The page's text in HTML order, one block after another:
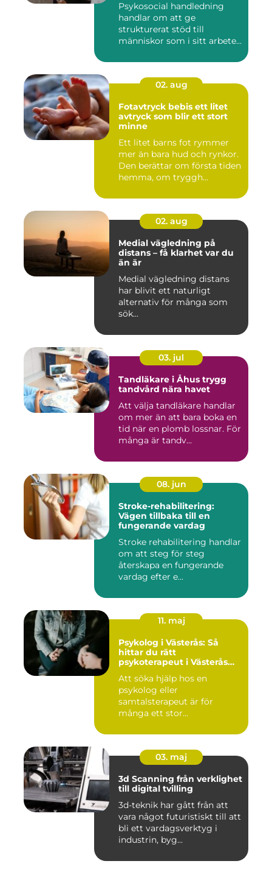
Psykosocial handledning
handlar om att ge
strukturerat stöd till
människor som i sitt arbete
02. aug
Fotavtryck bebis ett litet
avtryck som blir ett stort
minne
Ett litet barns fot rymmer
mer än bara hud och rynkor.
Den berättar om första tiden
hemma, om tryggh...
02. aug
Medial vägledning på
distans – få klarhet var du
än är
Medial vägledning distans
har blivit ett naturligt
alternativ för många som
sök...
03. jul
Tandläkare i Åhus trygg
tandvård nära havet
Att välja tandläkare handlar
om mer än att bara boka en
tid när en plomb lossnar. För
många är tandv...
08. jun
Stroke-rehabilitering:
Vägen tillbaka till en
fungerande vardag
Stroke rehabilitering handlar
om att steg för steg
återskapa en fungerande
vardag efter e...
11. maj
Psykolog i Västerås: Så
hittar du rätt
psykoterapeut i Västerås
Att söka hjälp hos en
psykolog eller
samtalsterapeut är för
många ett stor...
03. maj
3d Scanning från verklighet
till digital tvilling
3d-teknik har gått från att
vara något futuristiskt till att
bli ett vardagsverktyg i
industrin, byg...